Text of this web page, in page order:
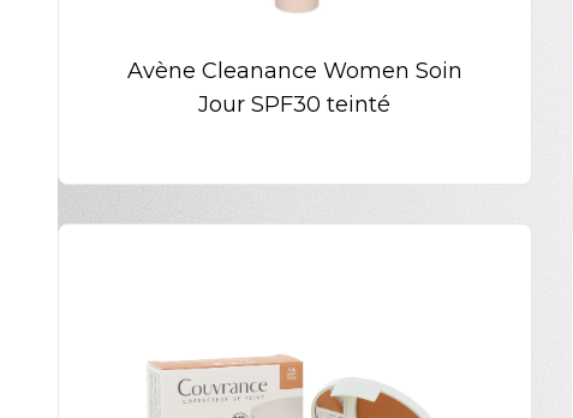
Avène Cleanance Women Soin
Jour SPF30 teinté